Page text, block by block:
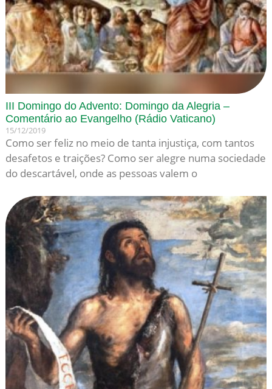
III Domingo do Advento: Domingo da Alegria –
Comentário ao Evangelho (Rádio Vaticano)
15/12/2019
Como ser feliz no meio de tanta injustiça, com tantos
desafetos e traições? Como ser alegre numa sociedade
do descartável, onde as pessoas valem o